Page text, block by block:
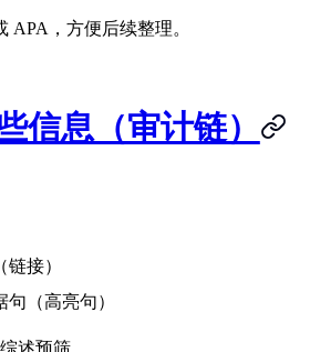
APA，方便后续整理。
信息（审计链）
接）
（高亮句）
述预筛